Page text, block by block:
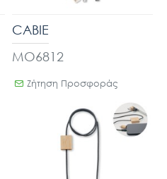
MO6812
CABIE
Ζήτηση Προσφοράς